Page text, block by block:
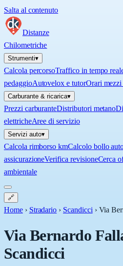
Salta al contenuto
Distanze
Chilometriche
Strumenti▾
Calcola percorsoTraffico in tempo
pedaggioAutovelox e tutorOrari
Carburante & ricarica▾
Prezzi carburanteDistributori metano
elettricheAree di servizio
Servizi auto▾
Calcola rimborso kmCalcolo bollo
assicurazioneVerifica revisioneCerca
ambientale
🔗
Home › Stradario › Scandicci › Via
Via Bernardo
Scandicci